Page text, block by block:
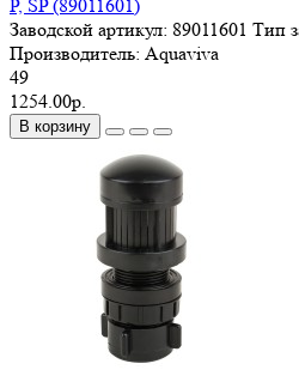
P, SP (89011601)
Заводской артикул: 89011601 Тип
Производитель: Aquaviva
49
1254.00р.
В корзину